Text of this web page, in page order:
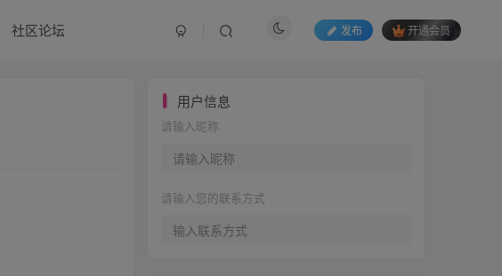
社区论坛 发布 开通会员
用户信息
请输入昵称
请输入您的联系方式